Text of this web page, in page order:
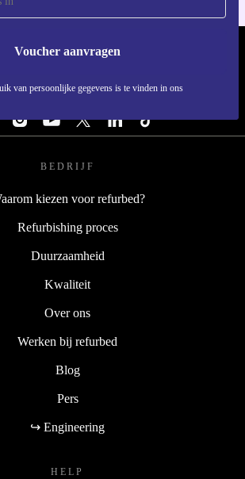
Voucher aanvragen
van persoonlijke gegevens is te vinden in ons
NEDERLAND - RETHINK NEW.
VOLG ONS
BEDRIJF
kiezen voor refurbed?
Refurbishing proces
Duurzaamheid
Kwaliteit
Over ons
Werken bij refurbed
Blog
Pers
↪ Engineering
HELP